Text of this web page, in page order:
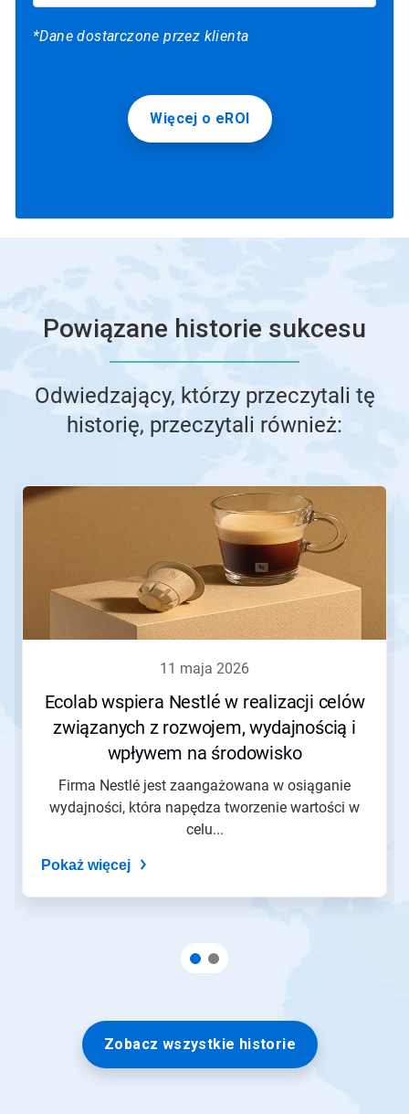
*Dane dostarczone przez klienta
Więcej o eROI
Powiązane historie sukcesu
Odwiedzający, którzy przeczytali tę
historię, przeczytali również:
To
karuzela.
Poprzedni
lub
pomocą
11 maja 2026
Ecolab wspiera Nestlé w realizacji celów
związanych z rozwojem, wydajnością i
wpływem na środowisko
Firma Nestlé jest zaangażowana w osiąganie
wydajności, która napędza tworzenie wartości w
celu...
Pokaż więcej
Zobacz wszystkie historie